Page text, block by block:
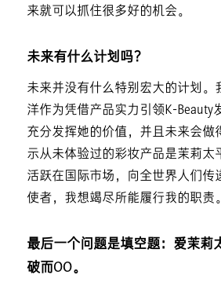
来就可以抓住很多好的机会。
未来有什么计划吗？
未来并没有什么特别宏大的计划。
洋作为凭借产品实力引领K-Beauty
充分发挥她的价值，并且未来会做
示从未体验过的彩妆产品是茉莉太
活跃在国际市场，向全世界人们传
使者，我想竭尽所能履行我的职责。
最后一个问题是填空题：爱茉莉
破而OO。